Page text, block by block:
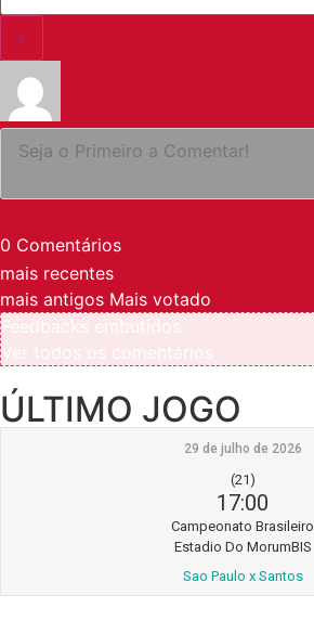
0 Comentários
mais recentes
mais antigos Mais votado
ÚLTIMO JOGO
29 de julho de 2026
(21)
17:00
Campeonato Brasileiro
Estadio Do MorumBIS
Sao Paulo x Santos